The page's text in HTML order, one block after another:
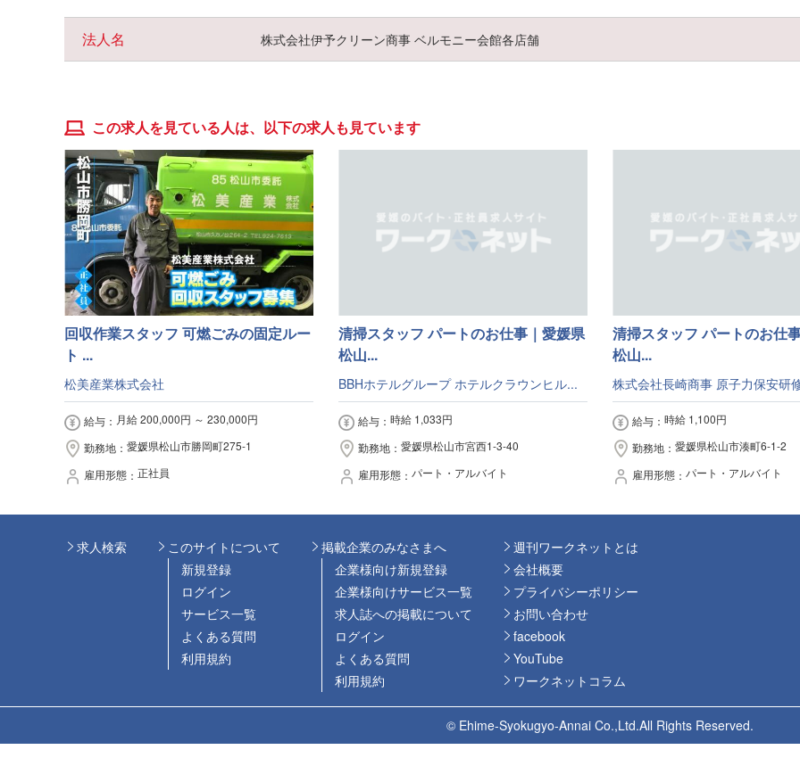
法人名 株式会社伊予クリーン商事 ベルモニー会館各店舗
この求人を見ている人は、以下の求人も見ています
回収作業スタッフ 可燃ごみの固定ルー
ト ...
松美産業株式会社
給与
月給 200,000円 ～ 230,000円
勤務地
愛媛県松山市勝岡町275-1
雇用形態
正社員
清掃スタッフ パートのお仕事｜愛媛県
松山...
BBHホテルグループ ホテルクラウンヒル...
給与
時給 1,033円
勤務地
愛媛県松山市宮西1-3-40
雇用形態
パート・アルバイト
清掃スタッフ パートのお仕
松山...
株式会社長崎商事 原子力保安研
給与
時給 1,100円
勤務地
愛媛県松山市湊町6-1-2
雇用形態
パート・アルバイト
求人検索
このサイトについて
新規登録
ログイン
サービス一覧
よくある質問
利用規約
掲載企業のみなさまへ
企業様向け新規登録
企業様向けサービス一覧
求人誌への掲載について
ログイン
よくある質問
利用規約
週刊ワークネットとは
会社概要
プライバシーポリシー
お問い合わせ
facebook
YouTube
ワークネットコラム
© Ehime-Syokugyo-Annai Co.,Ltd.All Rights Reserved.